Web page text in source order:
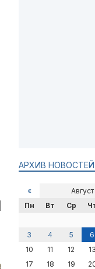
АРХИВ НОВОСТЕЙ
«
Пн
Вт Ср
3
4 5 6
10
11 12 13
17
18 19